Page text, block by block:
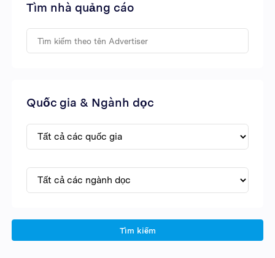
Tìm nhà quảng cáo
Quốc gia & Ngành dọc
Tìm kiếm